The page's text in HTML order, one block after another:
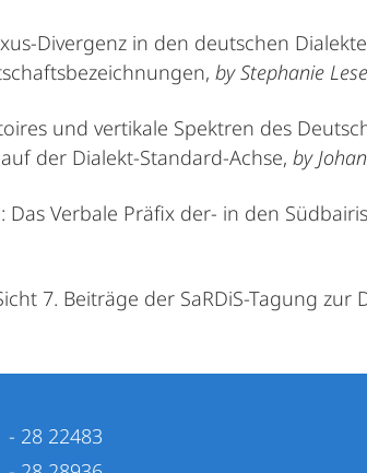
Divergenz in den deutschen
by Stephanie
und vertikale Spektren des
der Dialekt-Standard-Achse, by
Das Verbale Präfix der- in den
7. Beiträge der SaRDiS-Tagung zur
- 28 22483